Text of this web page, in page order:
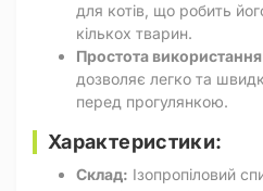
для котів, що робить
кількох тварин.
Простота
дозволяє легко та
перед прогулянкою.
Характеристики:
Склад: Ізопропіловий